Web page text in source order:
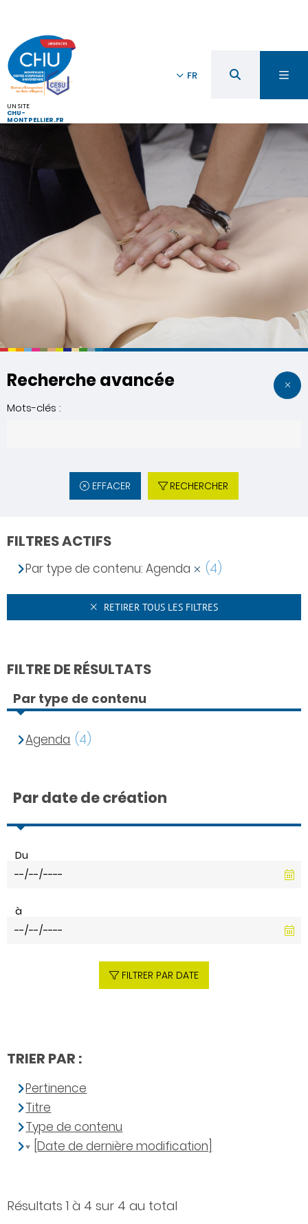
UN SITE
CHU-
MONTPELLIER.FR
FR
Recherche avancée
Mots-clés :
EFFACER RECHERCHER
Résultats 1 à 4 sur 4 au total
FILTRES ACTIFS
Par type de contenu: Agenda (4)
RETIRER TOUS LES FILTRES
FILTRE DE RÉSULTATS
Par type de contenu
Agenda (4)
Par date de création
Du
à
FILTRER PAR DATE
TRIER PAR :
Pertinence
Titre
Type de contenu
[Date de dernière modification]